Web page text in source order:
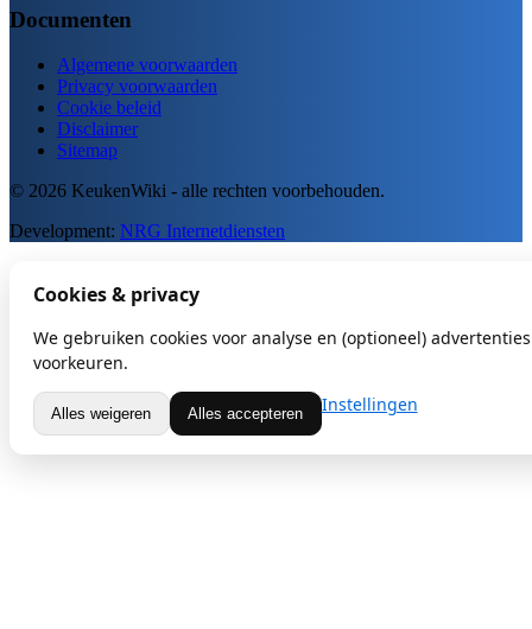
Documenten
Algemene voorwaarden
Privacy voorwaarden
Cookie beleid
Disclaimer
Sitemap
© 2026 KeukenWiki - alle rechten voorbehouden.
Development: NRG Internetdiensten
Cookies & privacy
We gebruiken cookies voor analyse en (optioneel)
voorkeuren.
Alles weigeren Alles accepteren Instellingen